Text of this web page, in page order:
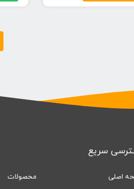
۶۹,۰۰۰ تومان
سریع
اصلی
محصولات